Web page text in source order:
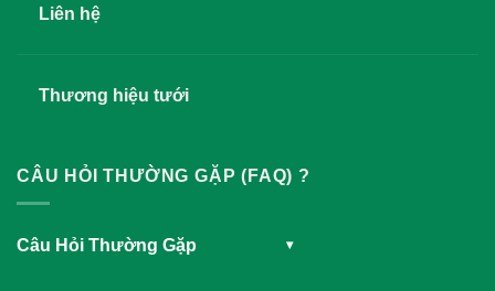
Liên hệ
Thương hiệu tưới
CÂU HỎI THƯỜNG GẶP (FAQ) ?
Câu Hỏi Thường Gặp ▾